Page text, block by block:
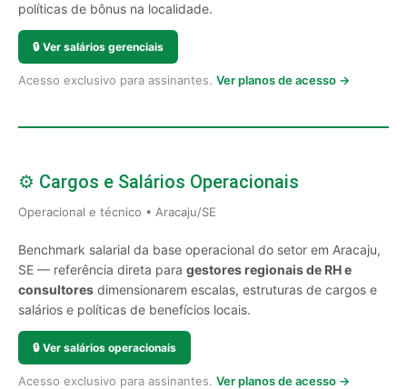
políticas de bônus na localidade.
🔒 Ver salários gerenciais
Acesso exclusivo para assinantes. Ver planos de acesso →
⚙️ Cargos e Salários Operacionais
Operacional e técnico • Aracaju/SE
Benchmark salarial da base operacional do setor em Aracaju,
SE — referência direta para gestores regionais de RH e
consultores dimensionarem escalas, estruturas de cargos e
salários e políticas de benefícios locais.
🔒 Ver salários operacionais
Acesso exclusivo para assinantes. Ver planos de acesso →